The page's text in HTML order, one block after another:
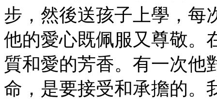
步，然後送孩子上學，每
他的愛心既佩服又尊敬。
質和愛的芳香。有一次
命，是要接受和承擔的。